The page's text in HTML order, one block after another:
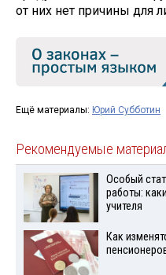
от них нет причины для
Ещё материалы: Юрий Субботин
Рекомендуемые
Особый
работы:
учителя
Как